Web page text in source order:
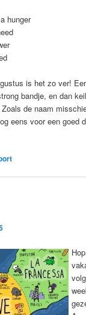
hunger
is het zo ver!
bandje, en dan
de naam
eens voor een goed